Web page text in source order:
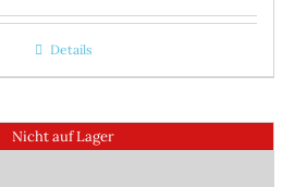
Details
Nicht auf Lager